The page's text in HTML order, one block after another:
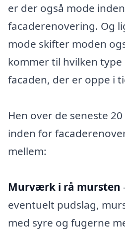
er der også mode
facaderenovering. Og
mode skifter moden
kommer til hvilken
facaden, der er oppe i
Hen over de seneste
inden for
mellem:
Murværk i rå mursten
eventuelt pudslag,
med syre og fugerne